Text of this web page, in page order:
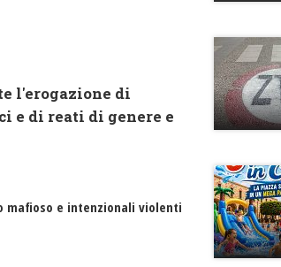
l'erogazione di
e di reati di genere e
mafioso e intenzionali violenti